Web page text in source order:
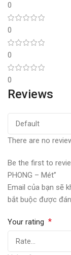
0
0
0
0
Reviews
There are no
Be the first to
PHONG – Mét”
Email của bạn sẽ
bắt buộc được
Your rating *